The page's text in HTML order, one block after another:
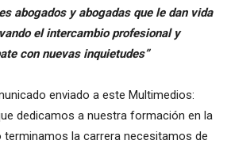
abogados y abogadas que le dan vida
el intercambio profesional y
con nuevas inquietudes”
enviado a este Multimedios:
dedicamos a nuestra formación en la
terminamos la carrera necesitamos de